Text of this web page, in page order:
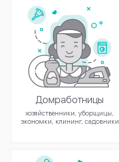
Домработницы
хозяйственники, уборщицы,
экономки, клининг, садовники